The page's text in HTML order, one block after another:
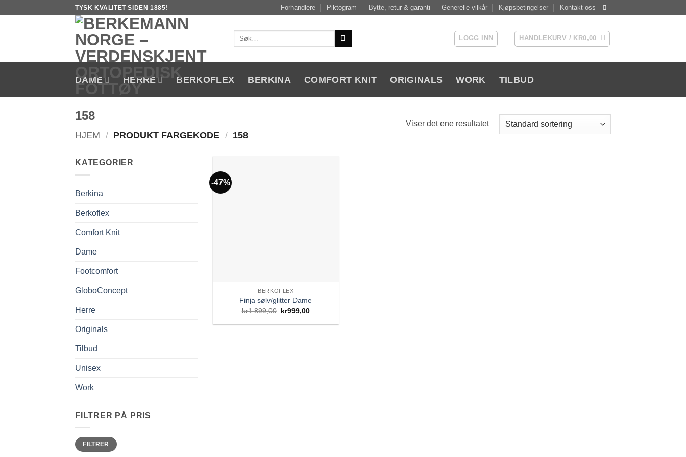
TYSK KVALITET SIDEN 1885! Forhandlere Piktogram Bytte, retur & garanti Generelle vilkår Kjøpsbetingelser Kontakt oss
Søk
LOGG INN HANDLEKURV / KR0,00
DAME HERRE BERKOFLEX BERKINA COMFORT KNIT ORIGINALS WORK TILBUD
158
HJEM / PRODUKT FARGEKODE / 158
Viser det ene resultatet
KATEGORIER
Berkina
Berkoflex
Comfort Knit
Dame
Footcomfort
GloboConcept
Herre
Originals
Tilbud
Unisex
Work
FILTRER PÅ PRIS
Min.
pris
Makspris
FILTRER
-47%
BERKOFLEX
Finja sølv/glitter Dame
kr1.899,00 Opprinnelig
var:
kr999,00Nåværende
er: